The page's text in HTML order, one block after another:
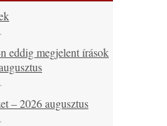
eddig megjelent írások
– 2026 augusztus